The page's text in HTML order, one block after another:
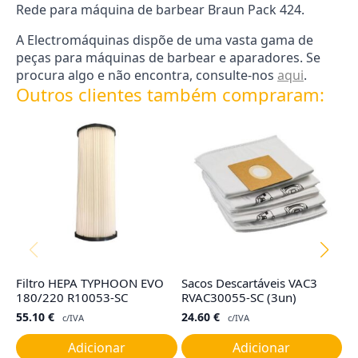
Rede para máquina de barbear Braun Pack 424.
A Electromáquinas dispõe de uma vasta gama de
peças para máquinas de barbear e aparadores. Se
procura algo e não encontra, consulte-nos aqui.
Outros clientes também compraram:
Filtro HEPA TYPHOON EVO
180/220 R10053-SC
55.10 € c/IVA
Adicionar
Sacos Descartáveis VAC3
RVAC30055-SC (3un)
24.60 € c/IVA
Adicionar